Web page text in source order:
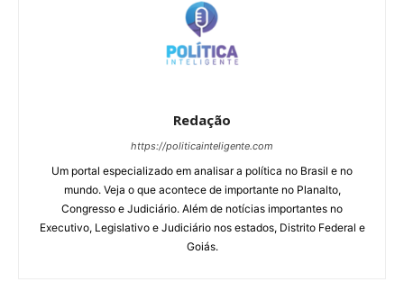
Redação
https://politicainteligente.com
Um portal especializado em analisar a política no Brasil e no
mundo. Veja o que acontece de importante no Planalto,
Congresso e Judiciário. Além de notícias importantes no
Executivo, Legislativo e Judiciário nos estados, Distrito Federal e
Goiás.